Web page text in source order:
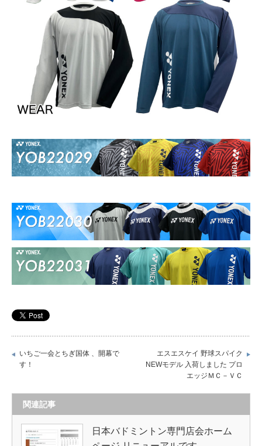
いちご一会とちぎ国体 、開幕で
す！
エスエスケイ 野球スパイク
NEWモデル 入荷しました プロ
エッジＭＣ－ＶＣ
関連記事
日本バドミントン専門店会ホーム